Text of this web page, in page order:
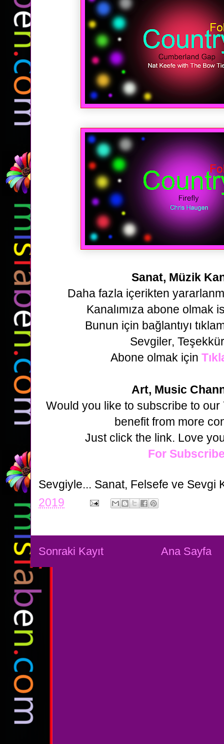
Sanat, Müzik
Daha fazla içerikten
Kanalımıza abone olmak
Bunun için bağlantıyı
Sevgiler,
Abone olmak için
Art, Music
Would you like to subscribe to our
benefit from more
Just click the link. Love
For
Sevgiyle... Sanat, Felsefe ve Sevgi
2019
Sonraki Kayıt Ana Sayfa